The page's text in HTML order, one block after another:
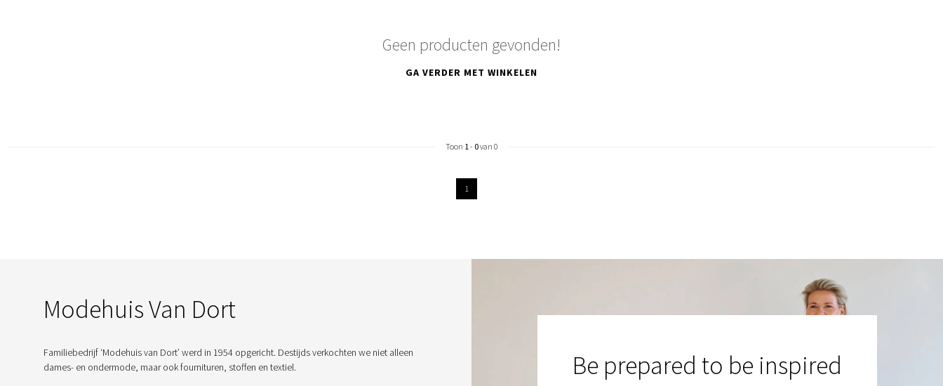
Geen producten gevonden!
GA VERDER MET WINKELEN
Toon 1- 0van 0
1
Modehuis Van Dort
Familiebedrijf ‘Modehuis van Dort’ werd in 1954 opgericht. Destijds verkochten we niet alleen
dames- en ondermode, maar ook fournituren, stoffen en textiel.
Be prepared to be inspired